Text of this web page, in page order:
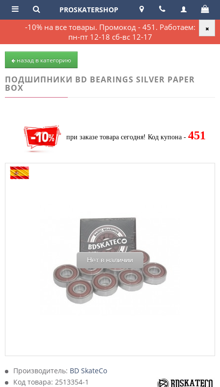
-10% на все товары. Промокод - 451. Работаем:
пн-пт 12-18 сб-вс 12-17
PROSKATERSHOP
назад в категорию
ПОДШИПНИКИ BD BEARINGS SILVER PAPER
BOX
при заказе товара сегодня! Код купона - 451
Нет в наличии
Производитель: BD SkateCo
Код товара: 2513354-1